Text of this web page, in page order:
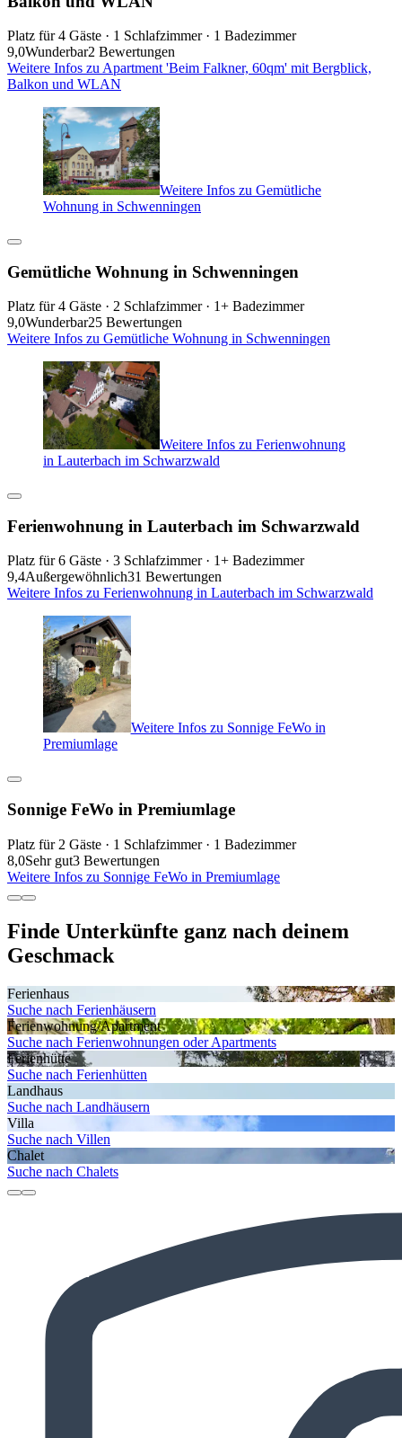
Platz für 4 Gäste · 1 Schlafzimmer · 1 Badezimmer
9,0Wunderbar2 Bewertungen
Weitere Infos zu Apartment 'Beim Falkner, 60qm' mit Bergblick,
Balkon und WLAN
Weitere Infos zu Gemütliche
Wohnung in Schwenningen
Gemütliche Wohnung in Schwenningen
Platz für 4 Gäste · 2 Schlafzimmer · 1+ Badezimmer
9,0Wunderbar25 Bewertungen
Weitere Infos zu Gemütliche Wohnung in Schwenningen
Weitere Infos zu Ferienwohnung
in Lauterbach im Schwarzwald
Ferienwohnung in Lauterbach im Schwarzwald
Platz für 6 Gäste · 3 Schlafzimmer · 1+ Badezimmer
9,4Außergewöhnlich31 Bewertungen
Weitere Infos zu Ferienwohnung in Lauterbach im Schwarzwald
Weitere Infos zu Sonnige FeWo in
Premiumlage
Sonnige FeWo in Premiumlage
Platz für 2 Gäste · 1 Schlafzimmer · 1 Badezimmer
8,0Sehr gut3 Bewertungen
Weitere Infos zu Sonnige FeWo in Premiumlage
Finde Unterkünfte ganz nach deinem
Geschmack
Ferienhaus
Suche nach Ferienhäusern
Ferienwohnung/Apartment
Suche nach Ferienwohnungen oder Apartments
Ferienhütte
Suche nach Ferienhütten
Landhaus
Suche nach Landhäusern
Villa
Suche nach Villen
Chalet
Suche nach Chalets